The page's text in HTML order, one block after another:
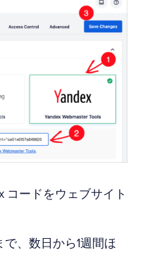
コードをウェブサイト
、数日から1週間ほ